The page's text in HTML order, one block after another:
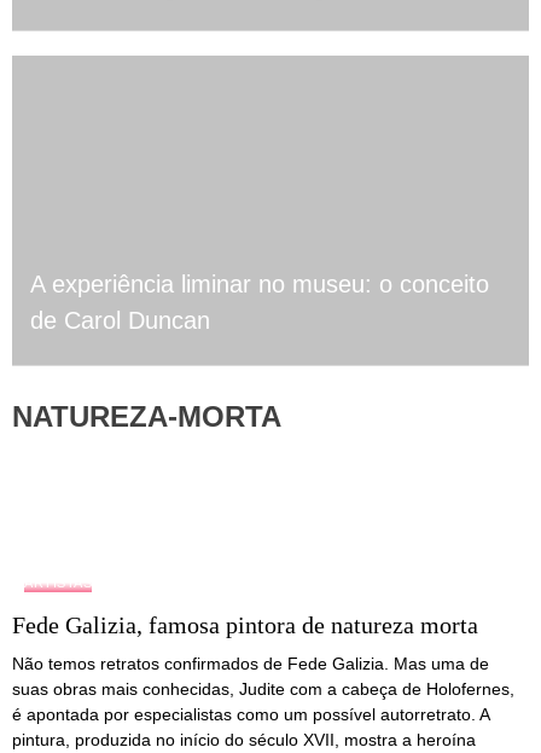
A experiência liminar no museu: o conceito
de Carol Duncan
NATUREZA-MORTA
ARTISTAS
Fede Galizia, famosa pintora de natureza morta
Não temos retratos confirmados de Fede Galizia. Mas uma de
suas obras mais conhecidas, Judite com a cabeça de Holofernes,
é apontada por especialistas como um possível autorretrato. A
pintura, produzida no início do século XVII, mostra a heroína